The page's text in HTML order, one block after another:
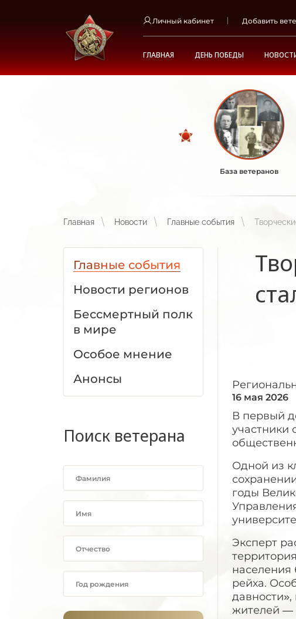
Личный кабинет Добавить
ГЛАВНАЯ ДЕНЬ ПОБЕДЫ
База ветеранов
Главная Новости Главные события
Главные события
Новости регионов
Бессмертный полк
в мире
Особое мнение
Анонсы
Поиск ветерана
16 мая 2026
В первый
участники
Одной из
годы
Эксперт
населения
рейха.
жителей —